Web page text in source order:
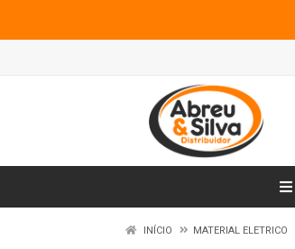
INÍCIO MATERIAL ELETRICO